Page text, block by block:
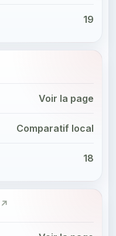
19
Voir la page
Comparatif local
18